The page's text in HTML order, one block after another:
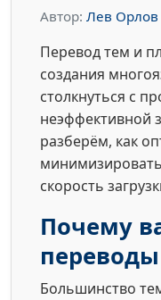
Автор: Лев Орлов
Перевод тем и
создания
столкнуться с
неэффективной
разберём, как
скорость
Почему
Большинство